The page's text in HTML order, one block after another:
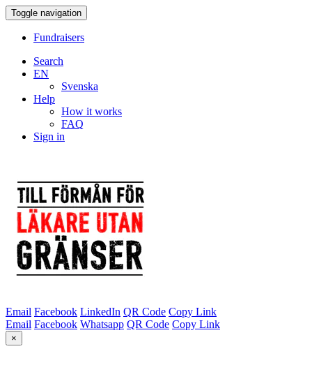
Toggle navigation
Fundraisers
Search
EN
Svenska
Help
How it works
FAQ
Sign in
Email Facebook LinkedIn QR Code Copy Link
Email Facebook Whatsapp QR Code Copy Link
×